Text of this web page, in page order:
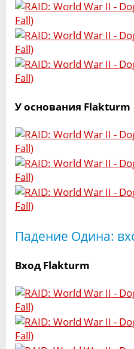
У основания Flakturm
Падение Одина:
Вход Flakturm